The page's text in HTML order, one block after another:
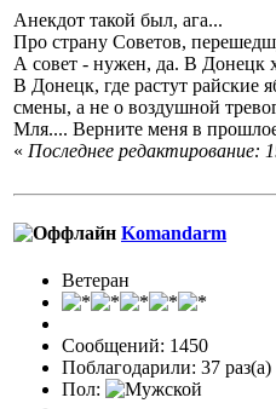
Анекдот такой был, ага...
Про страну Советов,
А совет - нужен, да. В Донецк
В Донецк, где растут райские
смены, а не о воздушной
Мля.... Верните меня в
« Последнее
Komandarm
Ветеран
Сообщений: 1450
Поблагодарили: 37 раз(а)
Пол: